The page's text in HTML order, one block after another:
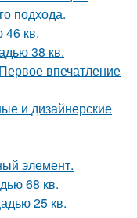
подхода.
кв.
38 кв.
впечатление
и дизайнерские
элемент.
68 кв.
25 кв.